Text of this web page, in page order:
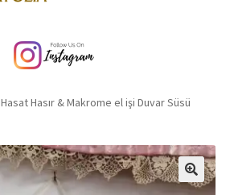
Alt
menüyü
Hasat Hasır & Makrome el işi Duvar Süsü